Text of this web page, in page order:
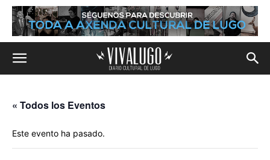
« Todos los Eventos
Este evento ha pasado.